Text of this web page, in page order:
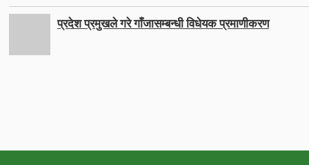
प्रदेश प्रमुखले गरे गाँजासम्बन्धी विधेयक प्रमाणीकरण